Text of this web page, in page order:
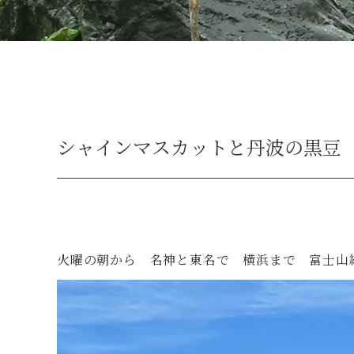
シャインマスカットと丹波の黒豆
火曜の朝から 名神と東名で 横浜まで 富士山